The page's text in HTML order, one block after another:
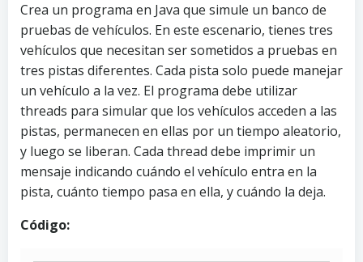
Crea un programa en Java que simule un banco de
pruebas de vehículos. En este escenario, tienes tres
vehículos que necesitan ser sometidos a pruebas en
tres pistas diferentes. Cada pista solo puede manejar
un vehículo a la vez. El programa debe utilizar
threads para simular que los vehículos acceden a las
pistas, permanecen en ellas por un tiempo aleatorio,
y luego se liberan. Cada thread debe imprimir un
mensaje indicando cuándo el vehículo entra en la
pista, cuánto tiempo pasa en ella, y cuándo la deja.
Código: